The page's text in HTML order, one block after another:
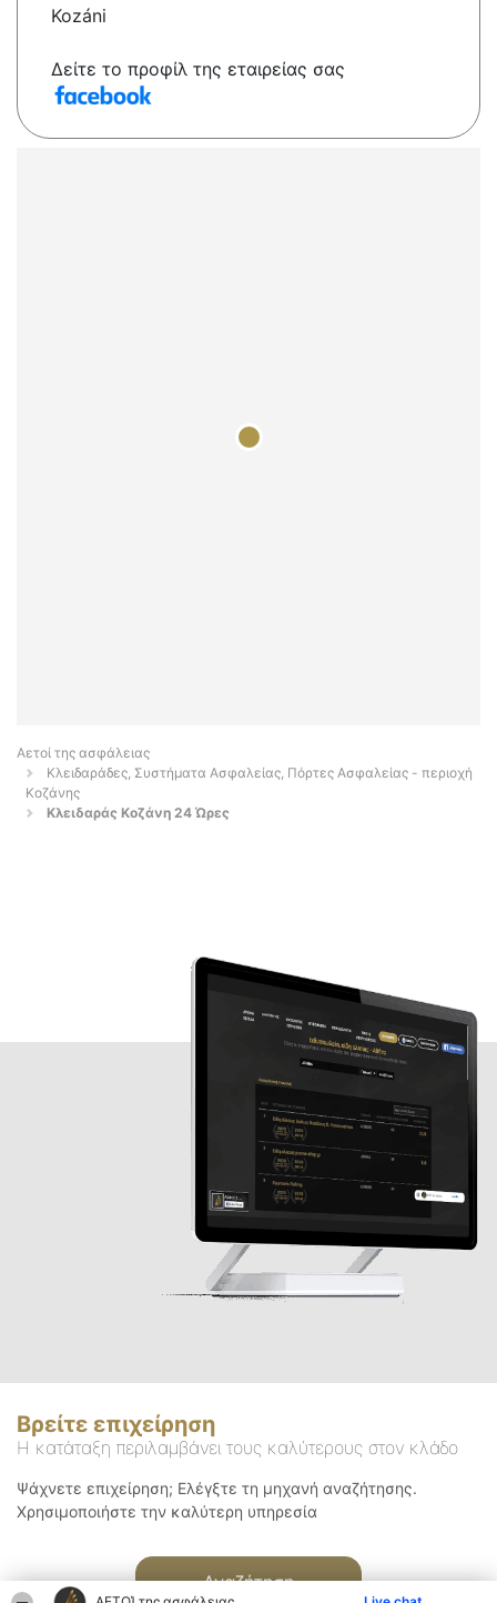
Kozáni
Δείτε το προφίλ της εταιρείας σας
Αετοί της ασφάλειας
Κλειδαράδες, Συστήματα Ασφαλείας, Πόρτες Ασφαλείας - περιοχή
Κοζάνης
Κλειδαράς Κοζάνη 24 Ώρες
Βρείτε επιχείρηση
Η κατάταξη περιλαμβάνει τους καλύτερους στον κλάδο
Ψάχνετε επιχείρηση; Ελέγξτε τη μηχανή αναζήτησης.
Χρησιμοποιήστε την καλύτερη υπηρεσία
Αναζήτηση